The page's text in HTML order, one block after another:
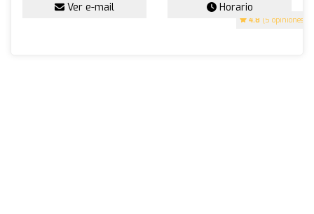
4.8 (5 opiniones)
Ver e-mail Horario